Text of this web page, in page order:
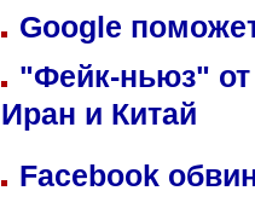
Google
"Фейк-ньюз" от
Иран и Китай
Facebook